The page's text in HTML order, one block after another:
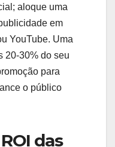
aloque uma
em
YouTube. Uma
20-30% do seu
para
o público
das